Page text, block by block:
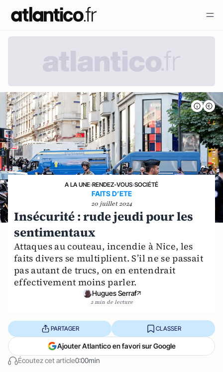
A LA UNE›RENDEZ-VOUS›SOCIÉTÉ
FAITS D’ETE
20 juillet 2024
Insécurité : rude jeudi pour les
sentimentaux
Attaques au couteau, incendie à Nice, les
faits divers se multiplient. S’il ne se passait
pas autant de trucs, on en entendrait
effectivement moins parler.
Hugues Serraf
2 min de lecture
Écoutez cet article0:00min
PARTAGER CLASSER
Ajouter Atlantico en favori sur Google